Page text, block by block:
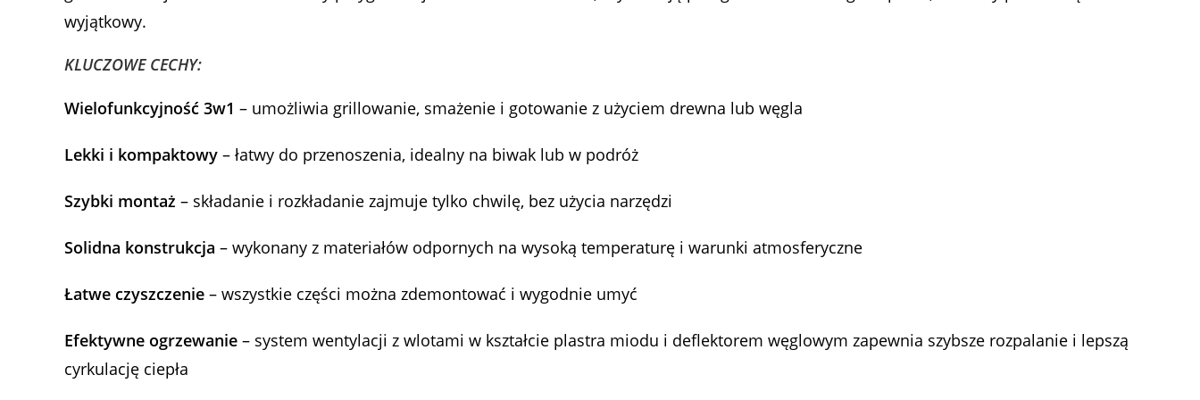
wyjątkowy.
KLUCZOWE CECHY:
Wielofunkcyjność 3w1 – umożliwia grillowanie, smażenie i gotowanie z użyciem drewna lub węgla
Lekki i kompaktowy – łatwy do przenoszenia, idealny na biwak lub w podróż
Szybki montaż – składanie i rozkładanie zajmuje tylko chwilę, bez użycia narzędzi
Solidna konstrukcja – wykonany z materiałów odpornych na wysoką temperaturę i warunki atmosferyczne
Łatwe czyszczenie – wszystkie części można zdemontować i wygodnie umyć
Efektywne ogrzewanie – system wentylacji z wlotami w kształcie plastra miodu i deflektorem węglowym zapewnia szybsze rozpalanie i lepszą
cyrkulację ciepła